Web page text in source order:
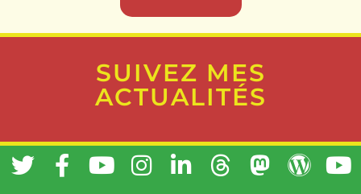
SUIVEZ MES
ACTUALITÉS